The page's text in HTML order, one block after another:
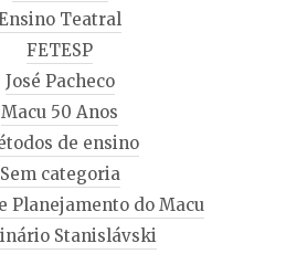
Teatral
FETESP
José Pacheco
Macu 50 Anos
de ensino
Sem categoria
Planejamento do Macu
Stanislávski